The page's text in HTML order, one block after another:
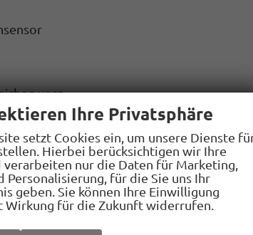
vorn
Fußgänger und Radfahrer
mit Beifahrerspiegelabsenkung
ohne Safesicherung
x top tether und Kindersitzverankerung
Ihre Privatsphäre
setzt Cookies ein, um unsere Dienste
Hierbei berücksichtigen wir Ihre
verarbeiten nur die Daten für Marketing,
Personalisierung, für die Sie uns Ihr
geben. Sie können Ihre Einwilligung
Wirkung für die Zukunft widerrufen.